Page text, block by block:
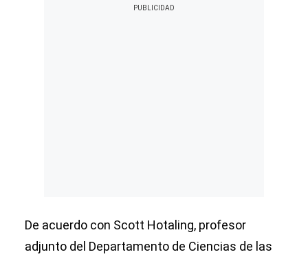
De acuerdo con Scott Hotaling, profesor
adjunto del Departamento de Ciencias de las